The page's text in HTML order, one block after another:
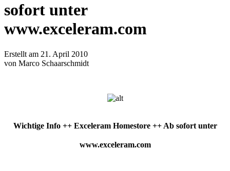
sofort unter
www.exceleram.com
Erstellt am 21. April 2010
von Marco Schaarschmidt
Wichtige Info ++ Exceleram Homestore ++ Ab sofort unter
www.exceleram.com